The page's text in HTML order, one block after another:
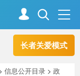
长者关爱模式
走进资阳
信息公开目录 >政